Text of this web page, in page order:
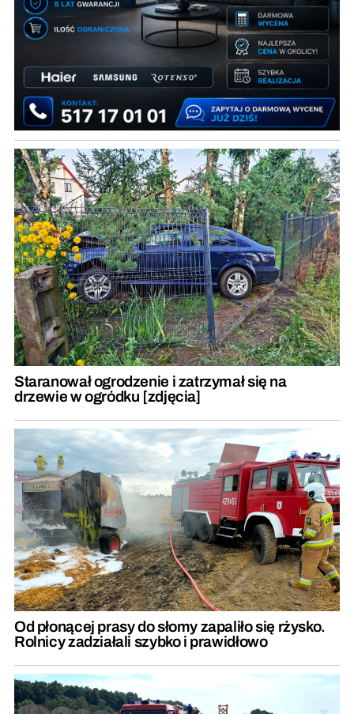
Staranował ogrodzenie i zatrzymał się na
drzewie w ogródku [zdjęcia]
Od płonącej prasy do słomy zapaliło się rżysko.
Rolnicy zadziałali szybko i prawidłowo